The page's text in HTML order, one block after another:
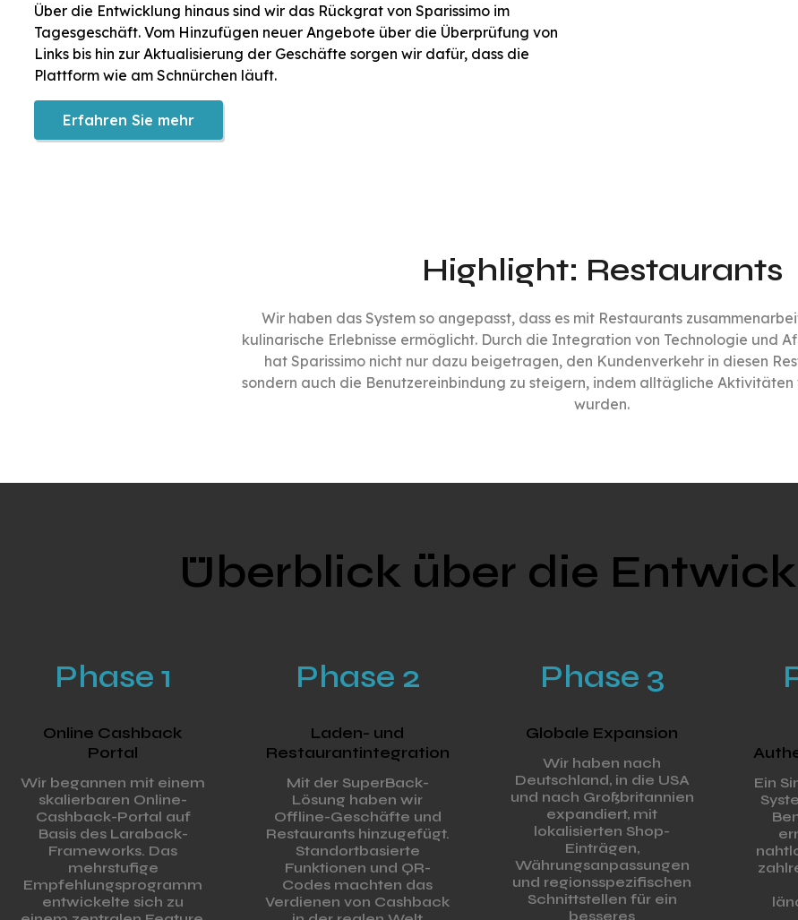
Über die Entwicklung hinaus sind wir das Rückgrat von Sparissimo im
Tagesgeschäft. Vom Hinzufügen neuer Angebote über die Überprüfung von
Links bis hin zur Aktualisierung der Geschäfte sorgen wir dafür, dass die
Plattform wie am Schnürchen läuft.
Erfahren Sie mehr
Highlight: Restaurants
Wir haben das System so angepasst, dass es mit Restaurants
kulinarische Erlebnisse ermöglicht. Durch die Integration von Technologie und
hat Sparissimo nicht nur dazu beigetragen, den Kundenverkehr in diesen
sondern auch die Benutzereinbindung zu steigern, indem alltägliche Aktivitäten
wurden.
Überblick über die
Phase 1
Online Cashback
Portal
Wir begannen mit einem
skalierbaren Online-
Cashback-Portal auf
Basis des Laraback-
Frameworks. Das
mehrstufige
Empfehlungsprogramm
entwickelte sich zu
Phase 2
Laden- und
Restaurantintegration
Mit der SuperBack-
Lösung haben wir
Offline-Geschäfte und
Restaurants hinzugefügt.
Standortbasierte
Funktionen und QR-
Codes machten das
Verdienen von Cashback
Phase 3
Globale Expansion
Wir haben nach
Deutschland, in die USA
und nach Großbritannien
expandiert, mit
lokalisierten Shop-
Einträgen,
Währungsanpassungen
und regionsspezifischen
Schnittstellen für ein
besseres
Ein